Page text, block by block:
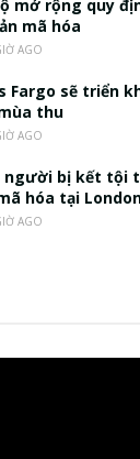
mở rộng quy
mã hóa
AGO
Fargo sẽ triển
thu
AGO
người bị kết tội
hóa tại
AGO